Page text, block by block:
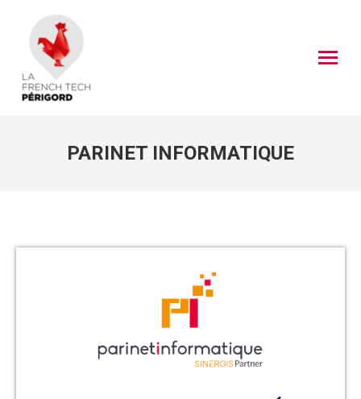
PARINET INFORMATIQUE